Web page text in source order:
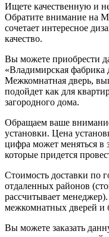
Ищете качественную и
Обратите внимание на
сочетает интересное
качество.
Вы можете приобрести
«Владимирская фабрика
Межкомнатная дверь,
подойдет как для
загородного дома.
Обращаем ваше
установки. Цена
цифра может меняться в
которые придется
Стоимость доставки по
отдаленных районов
рассчитывает
межкомнатных дверей и
Вы можете заказать